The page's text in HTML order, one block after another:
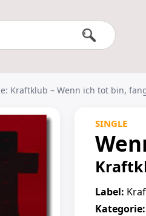
Kraftklub – Wenn ich tot bin,
SINGLE
Label:
Kategorie: